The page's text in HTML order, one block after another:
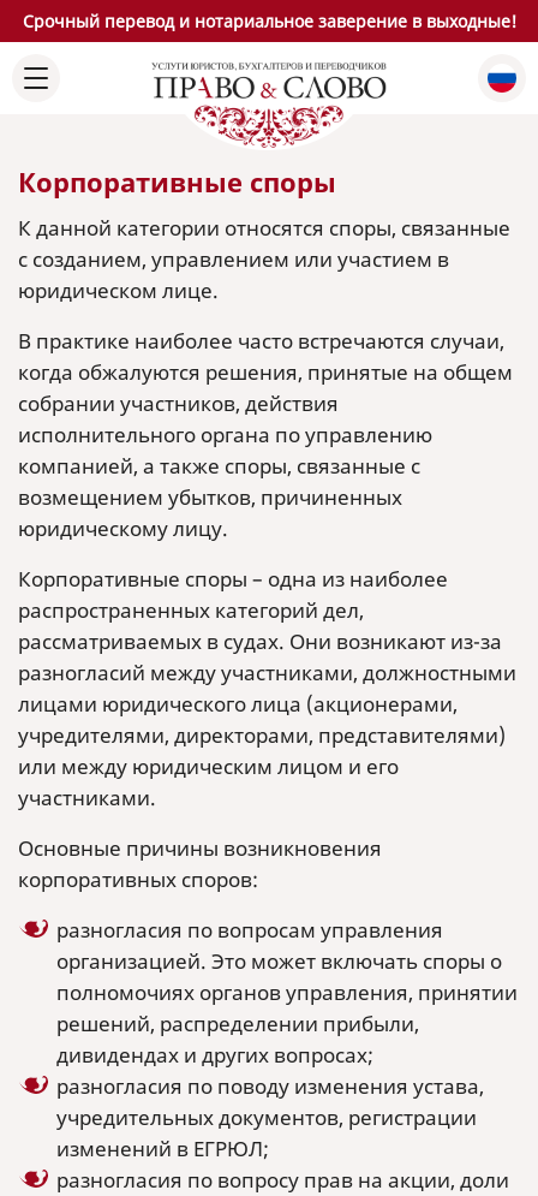
Срочный перевод и нотариальное заверение в выходные!
Корпоративные споры
К данной категории относятся споры, связанные
с созданием, управлением или участием в
юридическом лице.
В практике наиболее часто встречаются случаи,
когда обжалуются решения, принятые на общем
собрании участников, действия
исполнительного органа по управлению
компанией, а также споры, связанные с
возмещением убытков, причиненных
юридическому лицу.
Корпоративные споры – одна из наиболее
распространенных категорий дел,
рассматриваемых в судах. Они возникают из-за
разногласий между участниками, должностными
лицами юридического лица (акционерами,
учредителями, директорами, представителями)
или между юридическим лицом и его
участниками.
Основные причины возникновения
корпоративных споров:
разногласия по вопросам управления
организацией. Это может включать споры о
полномочиях органов управления, принятии
решений, распределении прибыли,
дивидендах и других вопросах;
разногласия по поводу изменения устава,
учредительных документов, регистрации
изменений в ЕГРЮЛ;
разногласия по вопросу прав на акции, доли